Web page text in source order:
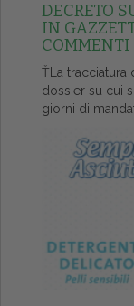
DECRETO
IN
COMMENTI
ŤLa tracciatura
dossier su cui
giorni di